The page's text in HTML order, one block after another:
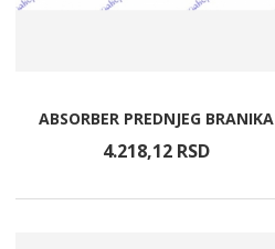
ABSORBER PREDNJEG BRANIKA
4.218,12 RSD